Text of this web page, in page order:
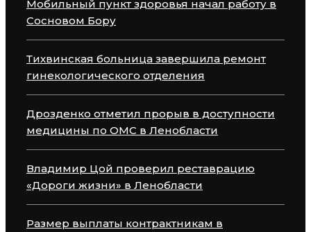
Мобильный пункт здоровья начал работу в
Сосновом Бору
Тихвинская больница завершила ремонт
гинекологического отделения
Дрозденко отметил прорыв в доступности
медицины по ОМС в Ленобласти
Владимир Цой проверил реставрацию
«Дороги жизни» в Ленобласти
Размер выплаты контрактникам в